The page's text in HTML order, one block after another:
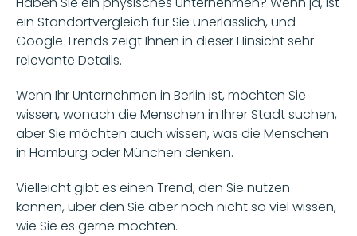
ein Standortvergleich für Sie unerlässlich, und
Google Trends zeigt Ihnen in dieser Hinsicht sehr
relevante Details.
Wenn Ihr Unternehmen in Berlin ist, möchten Sie
wissen, wonach die Menschen in Ihrer Stadt suchen,
aber Sie möchten auch wissen, was die Menschen
in Hamburg oder München denken.
Vielleicht gibt es einen Trend, den Sie nutzen
können, über den Sie aber noch nicht so viel wissen,
wie Sie es gerne möchten.